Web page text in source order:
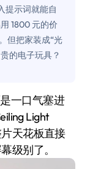
提示词就能自
1800 元的价
但把家装成“光
的电子玩具？
Light
天花板直接
级别了。